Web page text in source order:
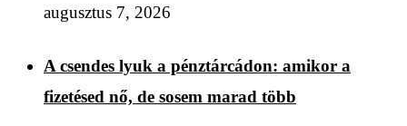
augusztus 7, 2026
A csendes lyuk a pénztárcádon: amikor a
fizetésed nő, de sosem marad több